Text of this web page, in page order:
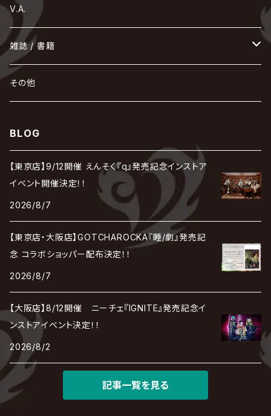
甘い暴力
天照
umbrella
蛾と蝶
KAMIJO
cali≠gari
河村隆一
己龍
黒夢
ジグソウ
シド
JAKIGAN MEISTER
Chanty
Janne Da Arc
sugar
Jupiter
JILUKA
JILS
SHIN
SCAPEGOAT
SPLENDID GOD GIRAFFE
SLAPSLY / CHIYU
逹瑯
DAVID / SUI / 縁
DARRELL
D'ESPAIRSRAY
Develop One's Faculties
DEXCORE
DEZERT
deadman
DEVILOOF
DuelJewel
D'ERLANGER
電脳ヒメカ
Tourbillon
Dawnman
DOG inthePWO
NEVERLAND
NoGoD
NOCTURNAL BLOODLUST
HAZUKI / 葉月
花見桜こうき
薔薇の宮殿
BAROQUE
vistlip
ヒッチコック
HIDE-ZOU
Fatüm
FANTASTIC◇CIRCUS
FEST VAINQUEUR
Blu-BiLLioN
BULL FIELD
BREAKERZ
BLAZE
The Brow Beat
BabyKingdom
THE BEETHOVEN
PENICILLIN
The Benjamin
ほ
POIDOL
HOLLOWGRAM
machine
Magistina Saga
マツタケワークス
THE MADNA
MAMA.
まみれた / MAMIRETA
MALICE MIZER
ミスイ
mitsu
MIMIZUQ
MUCC / ムック
め
メトロノーム
MERRY / メリー
も
THE MORTAL
最上川司
YUKIYA / 藤田幸也
ユナイト
よ
rice
Rides In ReVellion
Raphael
LAB.THE BASEMENT / ラボ ザ ベヰスメント
り
Leetspeak monsters
Ricky
LIBRAVEL / リブラヴェル
Lill
RE:INa
る
Ruiza
LUNA SEA
れ
the Raid.
REIGN
RAZOR
LSN / The LEGENDARY SIX NINE
Rorschach.inc
ロマン急行
わ
wyse
我が為
V.A.
雑誌 / 書籍
hévn
その他
BLOG
【東京店】9/12開催 えんそく『q』発売記念インストア
イベント開催決定！！
2026/8/7
【東京店・大阪店】GOTCHAROCKA『睡/劇』発売記
念 コラボショッパー配布決定！！
2026/8/7
【大阪店】8/12開催 ニーチェ『IGNITE』発売記念イ
ンストアイベント決定！！
2026/8/2
記事一覧を見る